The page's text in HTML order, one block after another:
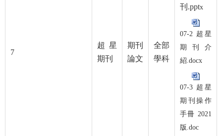
7
超星
期刊
期刊
論文
全部
學科
刊.pptx
07-2 超星
期刊介
紹.docx
07-3 超星
期刊操作
手冊 2021
版.doc